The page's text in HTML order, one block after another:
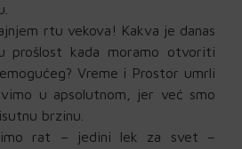
rtu vekova! Kakva je danas
prošlost kada moramo otvoriti
Vreme i Prostor umrli
u apsolutnom, jer već smo
brzinu.
rat – jedini lek za svet –